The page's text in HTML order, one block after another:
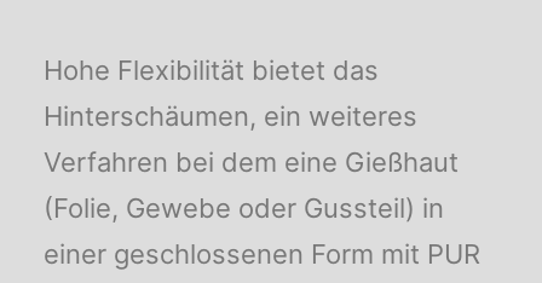
Hohe Flexibilität bietet das
Hinterschäumen, ein weiteres
Verfahren bei dem eine Gießhaut
(Folie, Gewebe oder Gussteil) in
einer geschlossenen Form mit PUR